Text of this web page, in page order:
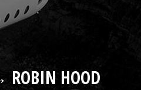
ROBIN HOOD